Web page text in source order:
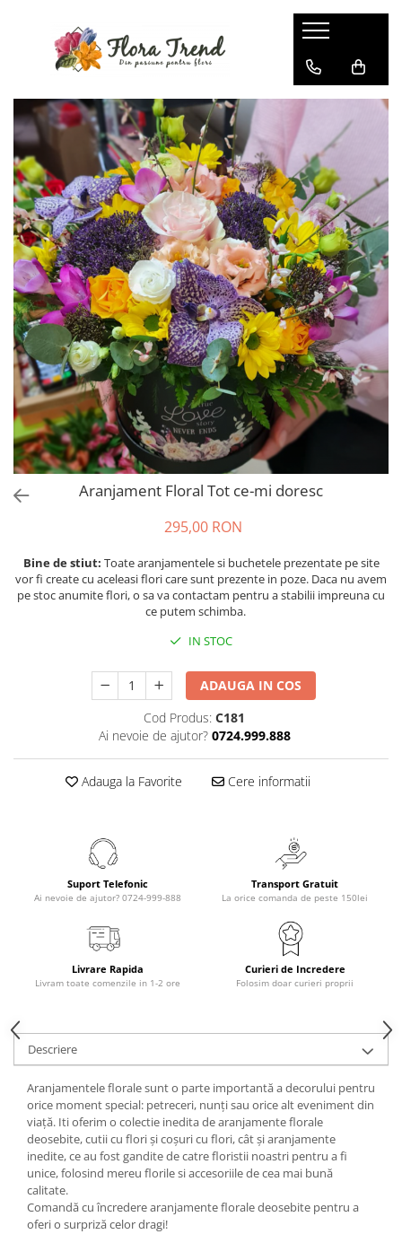
Aranjament Floral Tot ce-mi doresc
295,00 RON
Bine de stiut: Toate aranjamentele si buchetele prezentate pe site
vor fi create cu aceleasi flori care sunt prezente in poze. Daca nu avem
pe stoc anumite flori, o sa va contactam pentru a stabilii impreuna cu
ce putem schimba.
IN STOC
ADAUGA IN COS
Cod Produs: C181
Ai nevoie de ajutor? 0724.999.888
Adauga la Favorite Cere informatii
Suport Telefonic
Ai nevoie de ajutor? 0724-999-888
Transport Gratuit
La orice comanda de peste 150lei
Livrare Rapida
Livram toate comenzile in 1-2 ore
Curieri de Incredere
Folosim doar curieri proprii
Descriere
Aranjamentele florale sunt o parte importantă a decorului pentru
orice moment special: petreceri, nunți sau orice alt eveniment din
viață. Iti oferim o colectie inedita de aranjamente florale
deosebite, cutii cu flori și coșuri cu flori, cât și aranjamente
inedite, ce au fost gandite de catre floristii noastri pentru a fi
unice, folosind mereu florile si accesoriile de cea mai bună
calitate.
Comandă cu încredere aranjamente florale deosebite pentru a
oferi o surpriză celor dragi!